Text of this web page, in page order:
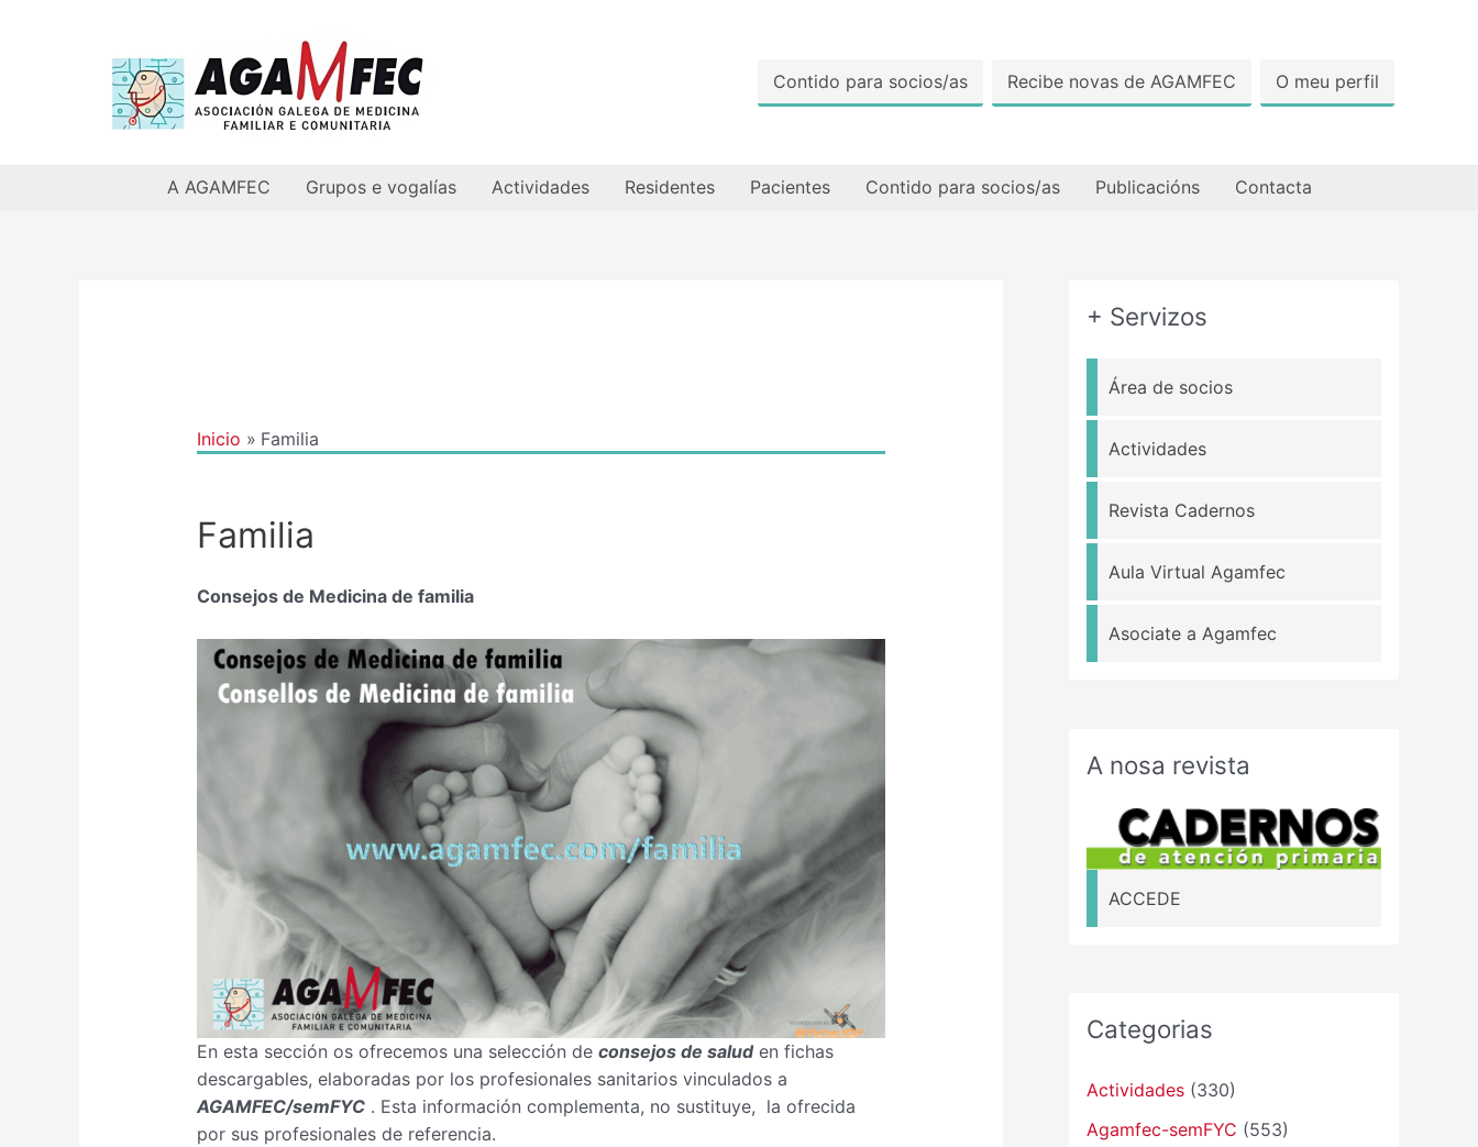
Contido para socios/as Recibe novas de AGAMFEC O meu perfil
A AGAMFEC Grupos e vogalías Actividades Residentes Pacientes Contido para socios/as Publicacións Contacta
Inicio Familia
Familia
Consejos de Medicina de familia
En esta sección os ofrecemos una selección de consejos de saluden fichas
descargables, elaboradas por los profesionales sanitarios vinculados a
AGAMFEC/semFYC. Esta información complementa, no sustituye, la ofrecida
por sus profesionales de referencia.
+ Servizos
Área de socios
Actividades
Revista Cadernos
Aula Virtual Agamfec
Asociate a Agamfec
A nosa revista
ACCEDE
Categorias
Actividades (330)
Agamfec-semFYC (553)